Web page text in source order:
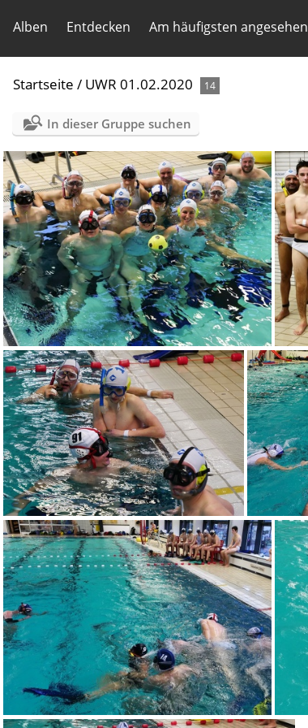
Alben Entdecken Am häufigsten angesehen
Startseite / UWR 01.02.2020 14
In dieser Gruppe suchen
UWR 01 Feb.2020 (1)
UWR 01 Feb.2020 (5)